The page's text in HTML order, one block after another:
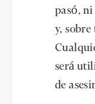
pasó,
y,
será
de